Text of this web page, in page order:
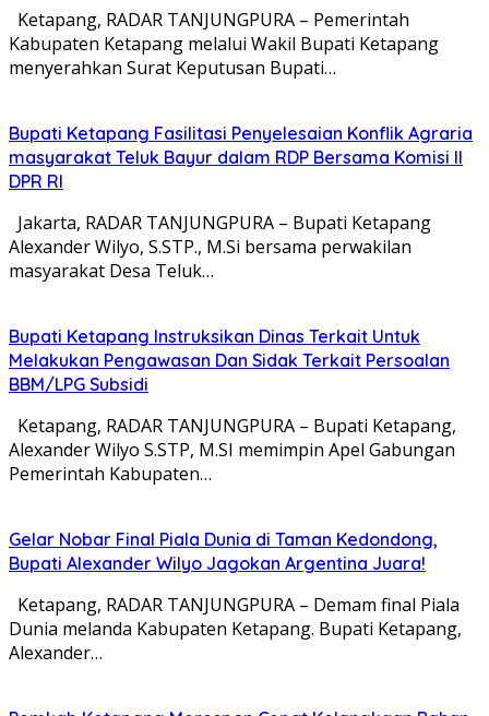
Ketapang, RADAR TANJUNGPURA – Pemerintah
Kabupaten Ketapang melalui Wakil Bupati Ketapang
menyerahkan Surat Keputusan Bupati…
Bupati Ketapang Fasilitasi Penyelesaian Konflik Agraria
masyarakat Teluk Bayur dalam RDP Bersama Komisi II
DPR RI
Jakarta, RADAR TANJUNGPURA – Bupati Ketapang
Alexander Wilyo, S.STP., M.Si bersama perwakilan
masyarakat Desa Teluk…
Bupati Ketapang Instruksikan Dinas Terkait Untuk
Melakukan Pengawasan Dan Sidak Terkait Persoalan
BBM/LPG Subsidi
Ketapang, RADAR TANJUNGPURA – Bupati Ketapang,
Alexander Wilyo S.STP, M.SI memimpin Apel Gabungan
Pemerintah Kabupaten…
Gelar Nobar Final Piala Dunia di Taman Kedondong,
Bupati Alexander Wilyo Jagokan Argentina Juara!
Ketapang, RADAR TANJUNGPURA – Demam final Piala
Dunia melanda Kabupaten Ketapang. Bupati Ketapang,
Alexander…